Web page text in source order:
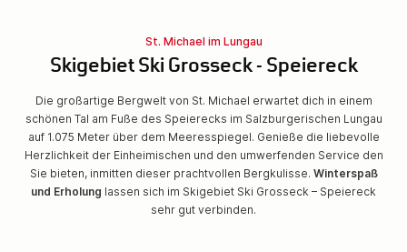
St. Michael im Lungau
Skigebiet Ski Grosseck - Speiereck
Die großartige Bergwelt von St. Michael erwartet dich in einem
schönen Tal am Fuße des Speierecks im Salzburgerischen Lungau
auf 1.075 Meter über dem Meeresspiegel. Genieße die liebevolle
Herzlichkeit der Einheimischen und den umwerfenden Service den
Sie bieten, inmitten dieser prachtvollen Bergkulisse. Winterspaß
und Erholung lassen sich im Skigebiet Ski Grosseck – Speiereck
sehr gut verbinden.